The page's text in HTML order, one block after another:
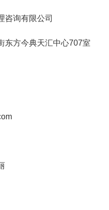
询有限公司
方今典天汇中心707室